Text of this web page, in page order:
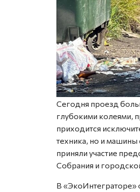
Сегодня проезд
глубокими колеями,
приходится
техника, но и
приняли участие
Собрания и
В «ЭкоИнтеграторе»